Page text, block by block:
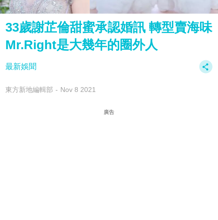
33歲謝芷倫甜蜜承認婚訊 轉型賣海味
Mr.Right是大幾年的圈外人
最新娛聞
東方新地編輯部 Nov 8 2021
廣告